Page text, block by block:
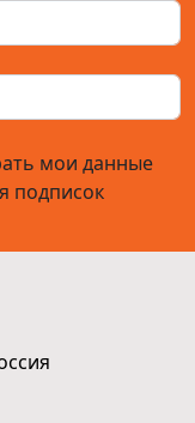
мои данные
подписок